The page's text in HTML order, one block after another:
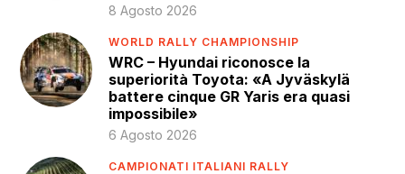
8 Agosto 2026
WORLD RALLY CHAMPIONSHIP
WRC – Hyundai riconosce la
superiorità Toyota: «A Jyväskylä
battere cinque GR Yaris era quasi
impossibile»
6 Agosto 2026
CAMPIONATI ITALIANI RALLY